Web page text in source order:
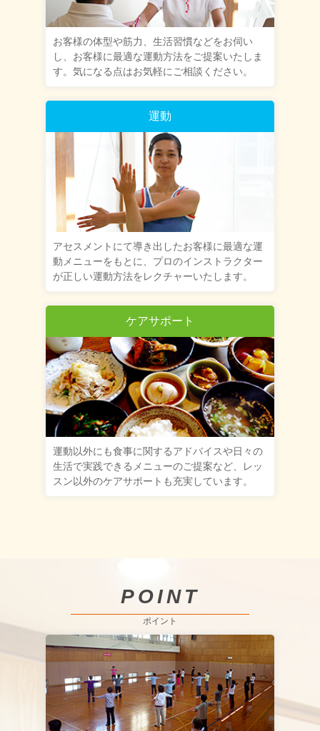
お客様の体型や筋力、生活習慣などをお伺い
し、お客様に最適な運動方法をご提案いたしま
す。気になる点はお気軽にご相談ください。
運動
アセスメントにて導き出したお客様に最適な運
動メニューをもとに、プロのインストラクター
が正しい運動方法をレクチャーいたします。
ケアサポート
運動以外にも食事に関するアドバイスや日々の
生活で実践できるメニューのご提案など、レッ
スン以外のケアサポートも充実しています。
POINT
ポイント